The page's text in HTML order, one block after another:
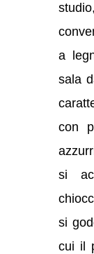
a
sala
con
si
si
cui il